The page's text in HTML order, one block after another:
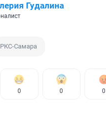
Гудалина
РКС-Самара
0 0 0